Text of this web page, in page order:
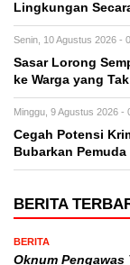
Lingkungan
Senin, 10 Agustus 2026 -
Sasar Lorong
ke Warga yang
Minggu, 9 Agustus 2026 -
Cegah Potensi
Bubarkan
BERITA
BERITA
Oknum Pengawas